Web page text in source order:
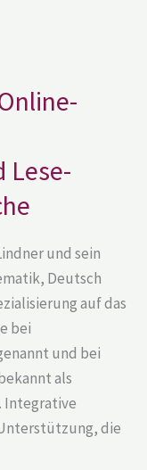
Lese-
und sein
Deutsch
auf das
bei
und bei
als
Integrative
die